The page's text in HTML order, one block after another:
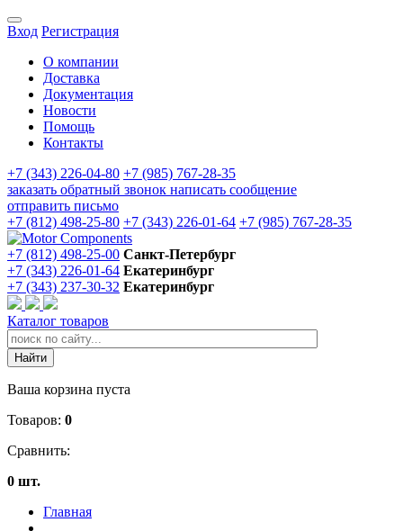
Вход Регистрация
О компании
Доставка
Документация
Новости
Помощь
Контакты
+7 (343) 226-04-80 +7 (985) 767-28-35
заказать обратный звонок написать сообщение
отправить письмо
+7 (812) 498-25-80 +7 (343) 226-01-64 +7 (985) 767-28-35
+7 (812) 498-25-00 Санкт-Петербург
+7 (343) 226-01-64 Екатеринбург
+7 (343) 237-30-32 Екатеринбург
Каталог товаров
Ваша корзина пуста
Товаров: 0
Сравнить:
0 шт.
Главная